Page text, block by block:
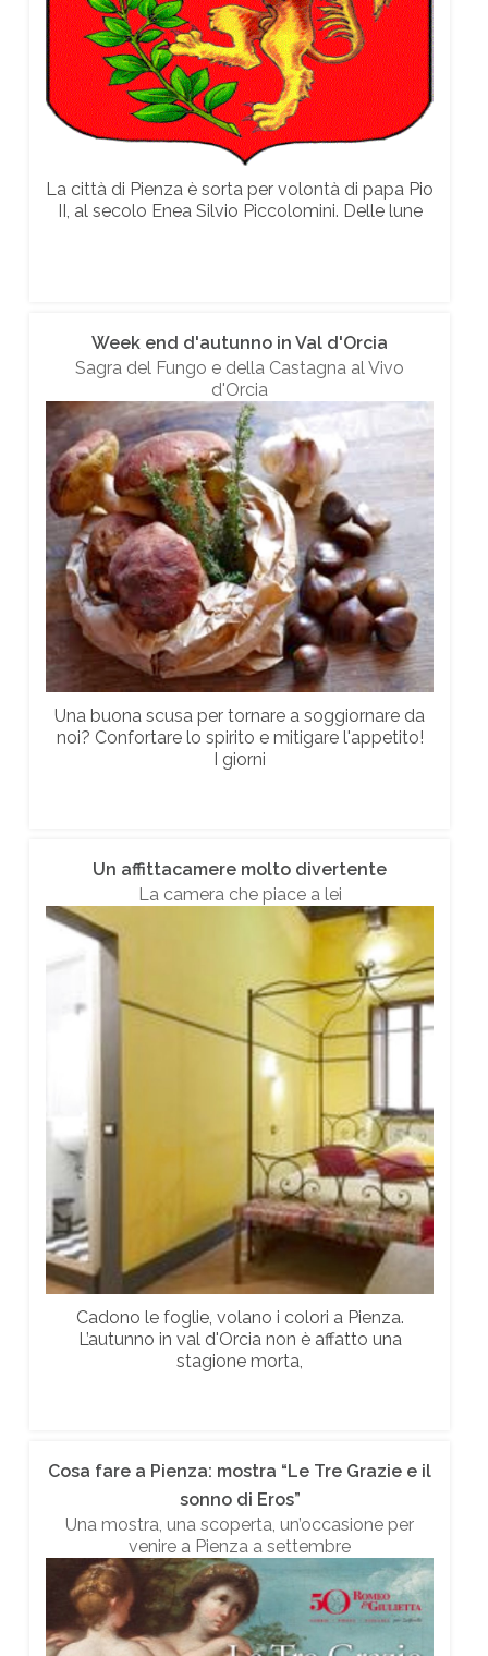
La città di Pienza è sorta per volontà di papa Pio
II, al secolo Enea Silvio Piccolomini. Delle lune
Week end d'autunno in Val d'Orcia
Sagra del Fungo e della Castagna al Vivo
d'Orcia
Una buona scusa per tornare a soggiornare da
noi? Confortare lo spirito e mitigare l'appetito!
I giorni
Un affittacamere molto divertente
La camera che piace a lei
Cadono le foglie, volano i colori a Pienza.
L’autunno in val d'Orcia non è affatto una
stagione morta,
Cosa fare a Pienza: mostra “Le Tre Grazie e il
sonno di Eros”
Una mostra, una scoperta, un’occasione per
venire a Pienza a settembre